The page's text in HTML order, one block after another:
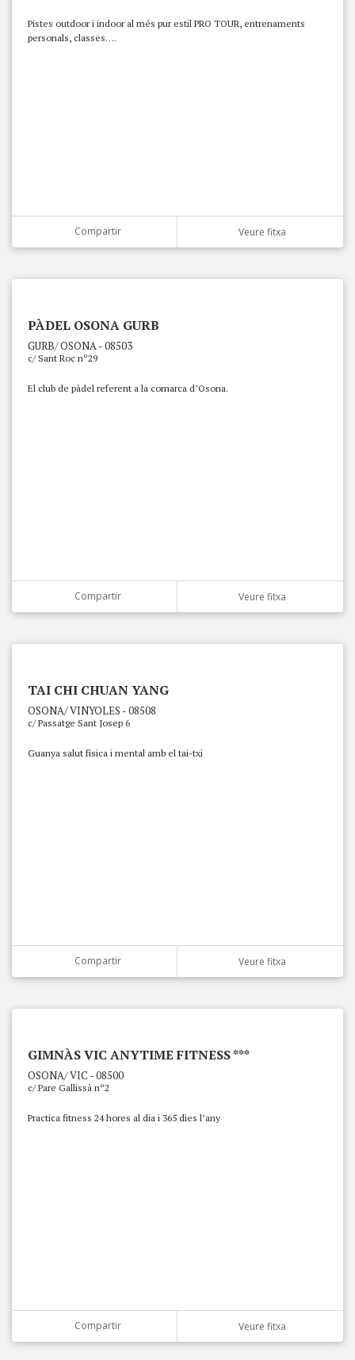
Pistes outdoor i indoor al més pur estil PRO TOUR, entrenaments
personals, classes….
Compartir Veure fitxa
PÀDEL OSONA GURB
GURB/ OSONA - 08503
c/ Sant Roc nº29
El club de pàdel referent a la comarca d’Osona.
Compartir Veure fitxa
TAI CHI CHUAN YANG
OSONA/ VINYOLES - 08508
c/ Passatge Sant Josep 6
Guanya salut física i mental amb el tai-txi
Compartir Veure fitxa
GIMNÀS VIC ANYTIME FITNESS ***
OSONA/ VIC - 08500
c/ Pare Gallissà nº2
Practica fitness 24 hores al dia i 365 dies l’any
Compartir Veure fitxa